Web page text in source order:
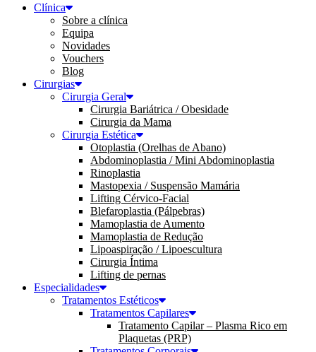
Clínica
Sobre a clínica
Equipa
Novidades
Vouchers
Blog
Cirurgias
Cirurgia Geral
Cirurgia Bariátrica / Obesidade
Cirurgia da Mama
Cirurgia Estética
Otoplastia (Orelhas de Abano)
Abdominoplastia / Mini Abdominoplastia
Rinoplastia
Mastopexia / Suspensão Mamária
Lifting Cérvico-Facial
Blefaroplastia (Pálpebras)
Mamoplastia de Aumento
Mamoplastia de Redução
Lipoaspiração / Lipoescultura
Cirurgia Íntima
Lifting de pernas
Especialidades
Tratamentos Estéticos
Tratamentos Capilares
Tratamento Capilar – Plasma Rico em
Plaquetas (PRP)